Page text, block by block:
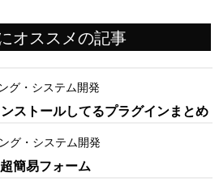
オススメの記事
グ・システム開発
ストールしてるプラグインまとめ
グ・システム開発
簡易フォーム